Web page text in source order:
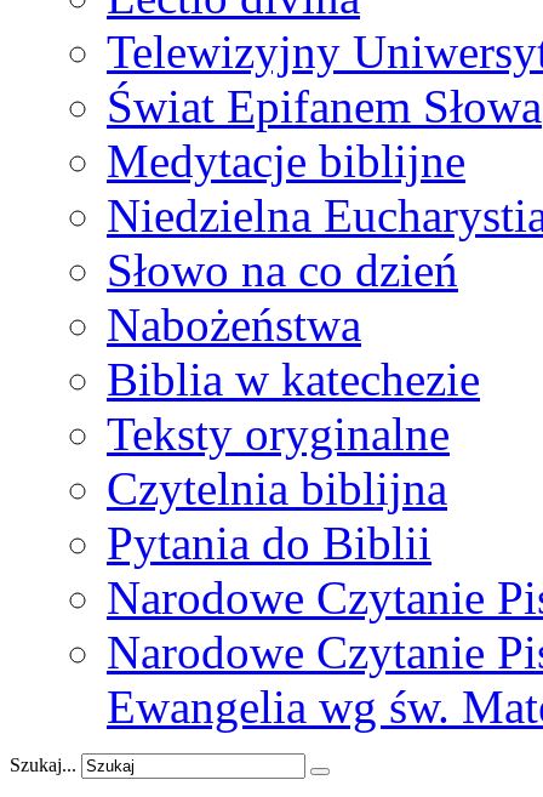
Telewizyjny
Świat Epifanem Słowa
Medytacje biblijne
Niedzielna
Słowo na co dzień
Nabożeństwa
Biblia w katechezie
Teksty oryginalne
Czytelnia biblijna
Pytania do Biblii
Narodowe Czytanie
Narodowe Czytanie
Ewangelia wg św.
Szukaj...